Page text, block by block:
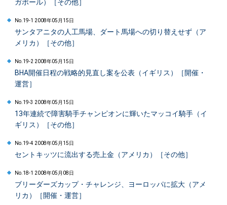
ガポール）［その他］
No.19-1 2008年05月15日
サンタアニタの人工馬場、ダート馬場への切り替えせず（ア
メリカ）［その他］
No.19-2 2008年05月15日
BHA開催日程の戦略的見直し案を公表（イギリス）［開催・
運営］
No.19-3 2008年05月15日
13年連続で障害騎手チャンピオンに輝いたマッコイ騎手（イ
ギリス）［その他］
No.19-4 2008年05月15日
セントキッツに流出する売上金（アメリカ）［その他］
No.18-1 2008年05月08日
ブリーダーズカップ・チャレンジ、ヨーロッパに拡大（アメ
リカ）［開催・運営］